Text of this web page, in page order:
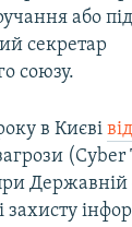
або
секретар
союзу.
в Києві
(Cyber
Державній
захисту